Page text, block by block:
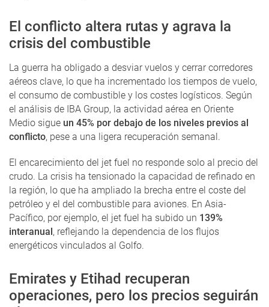
El conflicto altera rutas y agrava la
crisis del combustible
La guerra ha obligado a desviar vuelos y cerrar corredores
aéreos clave, lo que ha incrementado los tiempos de vuelo,
el consumo de combustible y los costes logísticos. Según
el análisis de IBA Group, la actividad aérea en Oriente
Medio sigue un 45% por debajo de los niveles previos al
conflicto, pese a una ligera recuperación semanal.
El encarecimiento del jet fuel no responde solo al precio del
crudo. La crisis ha tensionado la capacidad de refinado en
la región, lo que ha ampliado la brecha entre el coste del
petróleo y el del combustible para aviones. En Asia-
Pacífico, por ejemplo, el jet fuel ha subido un 139%
interanual, reflejando la dependencia de los flujos
energéticos vinculados al Golfo.
Emirates y Etihad recuperan
operaciones, pero los precios seguirán